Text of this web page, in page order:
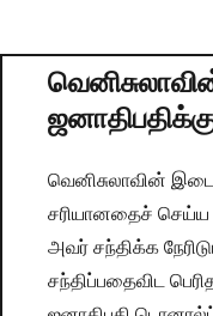
வெனிசுலாவின்
சரியானதைச் செய்ய
அவர் சந்திக்க
சந்திப்பதைவிட